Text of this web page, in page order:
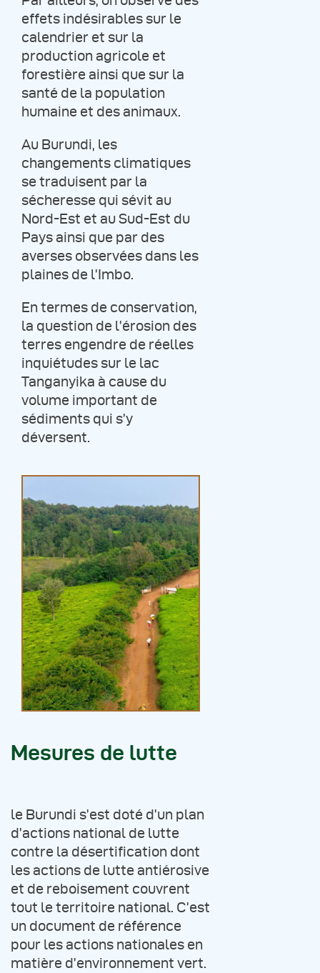
effets indésirables sur le
calendrier et sur la
production agricole et
forestière ainsi que sur la
santé de la population
humaine et des animaux.
Au Burundi, les
changements climatiques
se traduisent par la
sécheresse qui sévit au
Nord-Est et au Sud-Est du
Pays ainsi que par des
averses observées dans les
plaines de l’Imbo.
En termes de conservation,
la question de l’érosion des
terres engendre de réelles
inquiétudes sur le lac
Tanganyika à cause du
volume important de
sédiments qui s’y
déversent.
Mesures de lutte
le Burundi s’est doté d’un plan
d’actions national de lutte
contre la désertification dont
les actions de lutte antiérosive
et de reboisement couvrent
tout le territoire national. C’est
un document de référence
pour les actions nationales en
matière d’environnement vert.